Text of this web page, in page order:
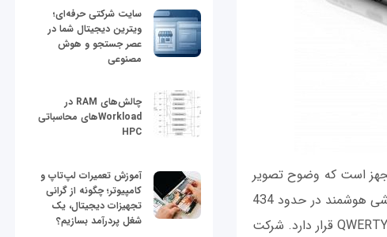
بلک‌بری کی‌وان به صفحه نمایشی 4.5 اینچی با نسبت تصویر 3:2 مجهز است که وضوح تصویر
1620 در 1080 پیکسل را ارائه می‌کند. بنابراین تراکم پیکسلی صفحه نمایش این گوشی هوشمند در حدود 434
پیکسل در هر اینچ است. در زیر صفحه نمایش آن هم صفحه کلید یا کیبورد فیزیکی QWERTY قرار دارد. شرکت
سایت شرکتی حرفه‌ای؛
ویترین دیجیتال شما در
عصر جستجو و هوش
مصنوعی
چالش‌های RAM در
Workloadهای محاسباتی
HPC
آموزش تعمیرات لپ‌تاپ و
کامپیوتر؛ چگونه از گرانی
تجهیزات دیجیتال، یک
شغل پردرآمد بسازیم؟